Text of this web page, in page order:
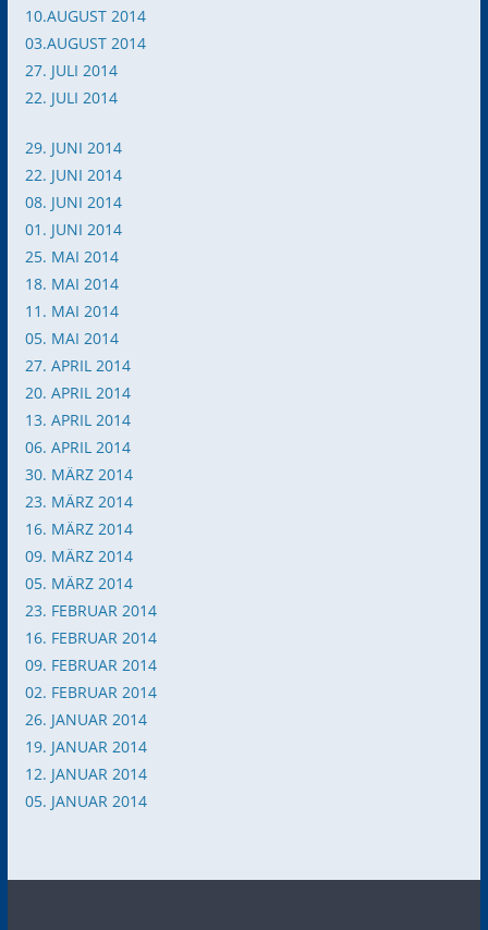
10.AUGUST 2014
03.AUGUST 2014
27. JULI 2014
22. JULI 2014
29. JUNI 2014
22. JUNI 2014
08. JUNI 2014
01. JUNI 2014
25. MAI 2014
18. MAI 2014
11. MAI 2014
05. MAI 2014
27. APRIL 2014
20. APRIL 2014
13. APRIL 2014
06. APRIL 2014
30. MÄRZ 2014
23. MÄRZ 2014
16. MÄRZ 2014
09. MÄRZ 2014
05. MÄRZ 2014
23. FEBRUAR 2014
16. FEBRUAR 2014
09. FEBRUAR 2014
02. FEBRUAR 2014
26. JANUAR 2014
19. JANUAR 2014
12. JANUAR 2014
05. JANUAR 2014